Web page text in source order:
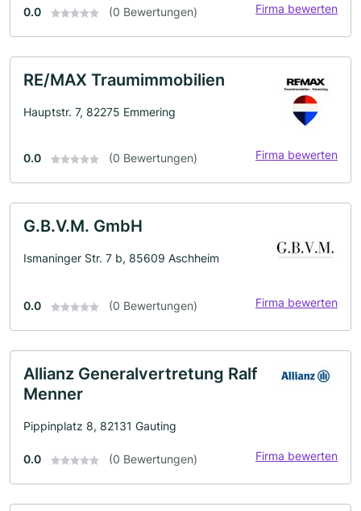
0.0 (0 Bewertungen) Firma bewerten
RE/MAX Traumimmobilien
Hauptstr. 7, 82275 Emmering
0.0 (0 Bewertungen) Firma bewerten
G.B.V.M. GmbH
Ismaninger Str. 7 b, 85609 Aschheim
0.0 (0 Bewertungen) Firma bewerten
Allianz Generalvertretung Ralf
Menner
Pippinplatz 8, 82131 Gauting
0.0 (0 Bewertungen) Firma bewerten